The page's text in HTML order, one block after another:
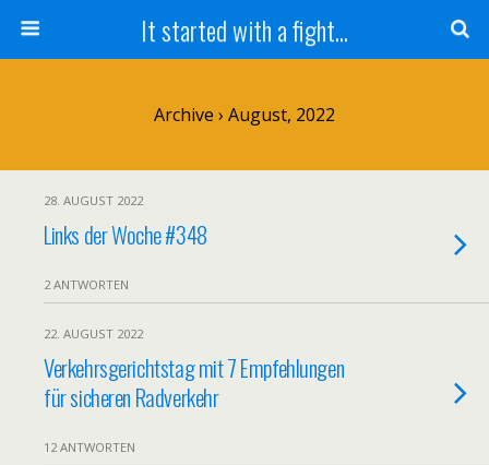
It started with a fight...
Archive › August, 2022
28. AUGUST 2022
Links der Woche #348
2 ANTWORTEN
22. AUGUST 2022
Verkehrsgerichtstag mit 7 Empfehlungen
für sicheren Radverkehr
12 ANTWORTEN